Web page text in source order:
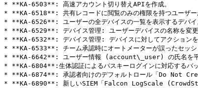
* **KA-6503**: 高速アカウント切り替えAPIを作成。
* **KA-6518**: 共有レコードに閲覧のみの権限を持つユーザー
* **KA-6526**: ユーザーの全デバイスの一覧を表示するデバイ
* **KA-6529**: デバイス管理: ユーザーデバイスの名称を変更
* **KA-6532**: デバイス管理: デバイスに対してアクションを
* **KA-6533**: チーム承認時にオートメーターが誤ったセッシ
* **KA-6642**: ユーザー情報 (account\_user) の氏名を平文
* **KA-6804**:生体認証によるパスキーログインに対応するバッ
* **KA-6874**: 承認者向けのデフォルトロール「Do Not
* **KA-6890**: 新しいSIEM「Falcon LogScale